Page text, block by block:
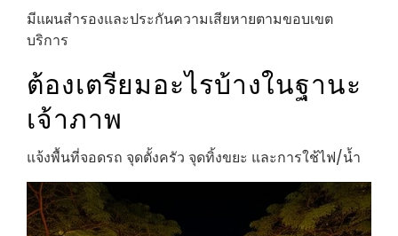
มีแผนสำรองและประกันความเสียหายตามขอบเขต
บริการ
ต้องเตรียมอะไรบ้างในฐานะ
เจ้าภาพ
แจ้งพื้นที่จอดรถ จุดตั้งครัว จุดทิ้งขยะ และการใช้ไฟ/น้ำ